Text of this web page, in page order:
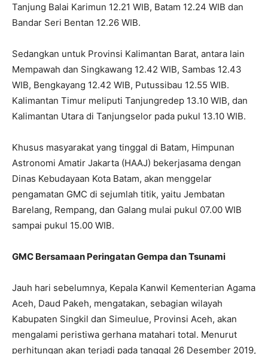
Tanjung Balai Karimun 12.21 WIB, Batam 12.24 WIB dan
Bandar Seri Bentan 12.26 WIB.
Sedangkan untuk Provinsi Kalimantan Barat, antara lain
Mempawah dan Singkawang 12.42 WIB, Sambas 12.43
WIB, Bengkayang 12.42 WIB, Putussibau 12.55 WIB.
Kalimantan Timur meliputi Tanjungredep 13.10 WIB, dan
Kalimantan Utara di Tanjungselor pada pukul 13.10 WIB.
Khusus masyarakat yang tinggal di Batam, Himpunan
Astronomi Amatir Jakarta (HAAJ) bekerjasama dengan
Dinas Kebudayaan Kota Batam, akan menggelar
pengamatan GMC di sejumlah titik, yaitu Jembatan
Barelang, Rempang, dan Galang mulai pukul 07.00 WIB
sampai pukul 15.00 WIB.
GMC Bersamaan Peringatan Gempa dan Tsunami
Jauh hari sebelumnya, Kepala Kanwil Kementerian Agama
Aceh, Daud Pakeh, mengatakan, sebagian wilayah
Kabupaten Singkil dan Simeulue, Provinsi Aceh, akan
mengalami peristiwa gerhana matahari total. Menurut
perhitungan akan terjadi pada tanggal 26 Desember 2019,